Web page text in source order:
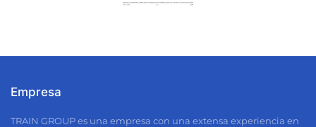
Empresa
TRAIN GROUPes una empresa con una extensa experiencia en